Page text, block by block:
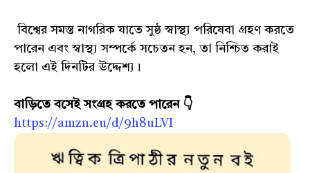
বিশ্বের সমস্ত নাগরিক যাতে সুষ্ঠ স্বাস্থ্য পরিষেবা গ্রহণ করতে
পারেন এবং স্বাস্থ্য সম্পর্কে সচেতন হন, তা নিশ্চিত করাই
হলো এই দিনটির উদ্দেশ্য।
বাড়িতে বসেই সংগ্রহ করতে পারেন 👇
https://amzn.eu/d/9h8uLVI